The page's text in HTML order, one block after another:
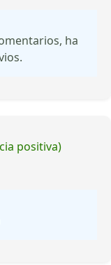
ha
positiva)